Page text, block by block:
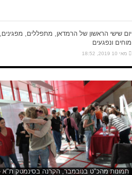
יום שישי הראשון של הרמדאן, מתפללים, מפגינים,
מוחים ונפגעים
מאי 10 2019, 18:52
תמונות מהכ"ט בנובמבר, הקרנה בסינמטק ת"א